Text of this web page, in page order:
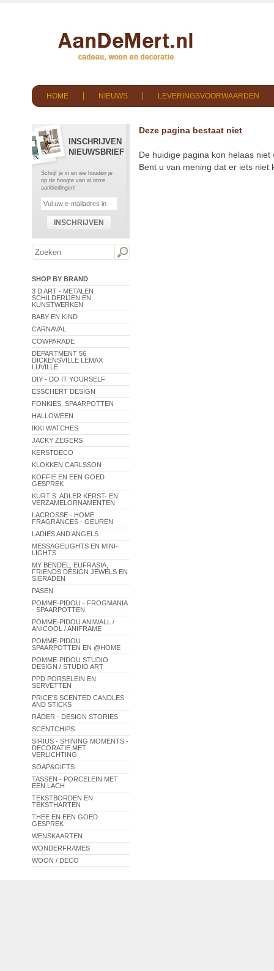
HOME NIEUWS LEVERINGSVOORWAARDEN
INSCHRIJVEN
NIEUWSBRIEF
Schrijf je in en we houden je
op de hoogte van al onze
aanbiedingen!
INSCHRIJVEN
SHOP BY BRAND
3 D ART - METALEN
SCHILDERIJEN EN
KUNSTWERKEN
BABY EN KIND
CARNAVAL
COWPARADE
DEPARTMENT 56
DICKENSVILLE LEMAX
LUVILLE
DIY - DO IT YOURSELF
ESSCHERT DESIGN
FONKIES, SPAARPOTTEN
HALLOWEEN
IKKI WATCHES
JACKY ZEGERS
KERSTDECO
KLOKKEN CARLSSON
KOFFIE EN EEN GOED
GESPREK
KURT S. ADLER KERST- EN
VERZAMELORNAMENTEN
LACROSSE - HOME
FRAGRANCES - GEUREN
LADIES AND ANGELS
MESSAGELIGHTS EN MINI-
LIGHTS
MY BENDEL, EUFRASIA,
FRIENDS DESIGN JEWELS EN
SIERADEN
PASEN
POMME-PIDOU - FROGMANIA
- SPAARPOTTEN
POMME-PIDOU ANIWALL /
ANICOOL / ANIFRAME
POMME-PIDOU
SPAARPOTTEN EN @HOME
POMME-PIDOU STUDIO
DESIGN / STUDIO ART
PPD PORSELEIN EN
SERVETTEN
PRICE'S SCENTED CANDLES
AND STICKS
RÄDER - DESIGN STORIES
SCENTCHIPS
SIRIUS - SHINING MOMENTS -
DECORATIE MET
VERLICHTING
SOAP&GIFTS
TASSEN - PORCELEIN MET
EEN LACH
TEKSTBORDEN EN
TEKSTHARTEN
THEE EN EEN GOED
GESPREK
WENSKAARTEN
WONDERFRAMES
WOON / DECO
Deze pagina bestaat niet
De huidige pagina kon helaas
Bent u van mening dat er iets